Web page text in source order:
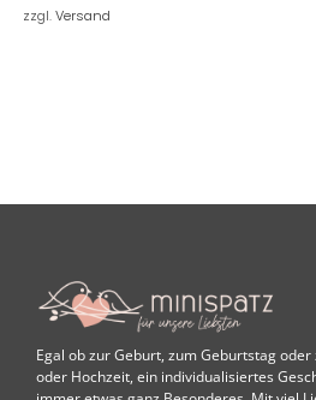
zzgl.Versand
Egal ob zur Geburt, zum Geburtstag
oder Hochzeit, ein individualisiertes